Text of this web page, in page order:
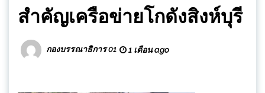
สำคัญเครือข่ายโกดังสิงห์บุรี
กองบรรณาธิการ 01 1 เดือน ago